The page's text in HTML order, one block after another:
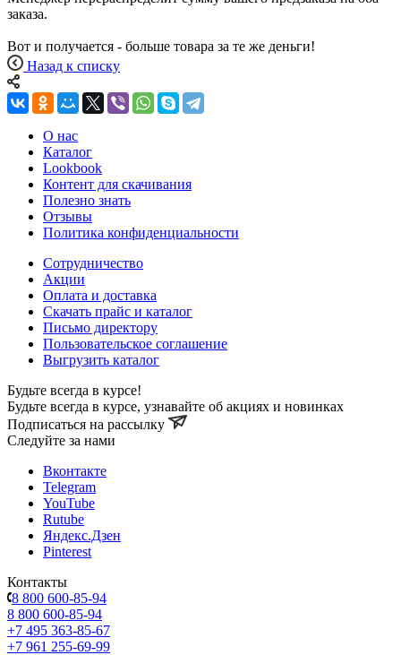
заказа.
Вот и получается - больше товара за те же деньги!
Назад к списку
О нас
Каталог
Lookbook
Контент для скачивания
Полезно знать
Отзывы
Политика конфиденциальности
Сотрудничество
Акции
Оплата и доставка
Скачать прайс и каталог
Письмо директору
Пользовательское соглашение
Выгрузить каталог
Будьте всегда в курсе!
Будьте всегда в курсе, узнавайте об акциях и новинках
Подписаться на рассылку
Cледуйте за нами
Вконтакте
Telegram
YouTube
Rutube
Яндекс.Дзен
Pinterest
Контакты
8 800 600-85-94
8 800 600-85-94
+7 495 363-85-67
+7 961 255-69-99